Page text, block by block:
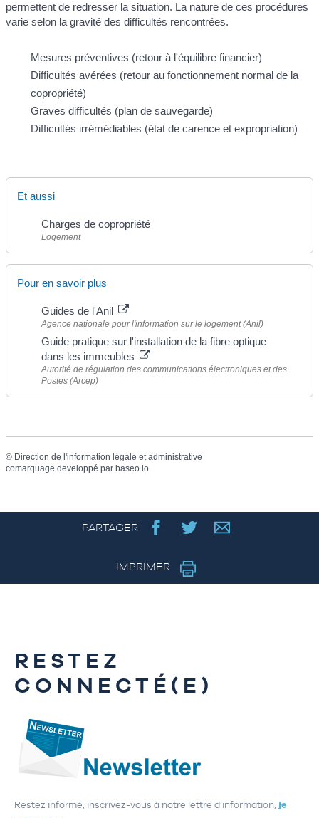
permettent de redresser la situation. La nature de ces procédures
varie selon la gravité des difficultés rencontrées.
Mesures préventives (retour à l'équilibre financier)
Difficultés avérées (retour au fonctionnement normal de la
copropriété)
Graves difficultés (plan de sauvegarde)
Difficultés irrémédiables (état de carence et expropriation)
Et aussi
Charges de copropriété
Logement
Pour en savoir plus
Guides de l'Anil
Agence nationale pour l'information sur le logement (Anil)
Guide pratique sur l'installation de la fibre optique
dans les immeubles
Autorité de régulation des communications électroniques et des
Postes (Arcep)
© Direction de l'information légale et administrative
comarquage developpé par baseo.io
PARTAGER
IMPRIMER
RESTEZ
CONNECTÉ(E)
Restez informé, inscrivez-vous à notre lettre d’information, je